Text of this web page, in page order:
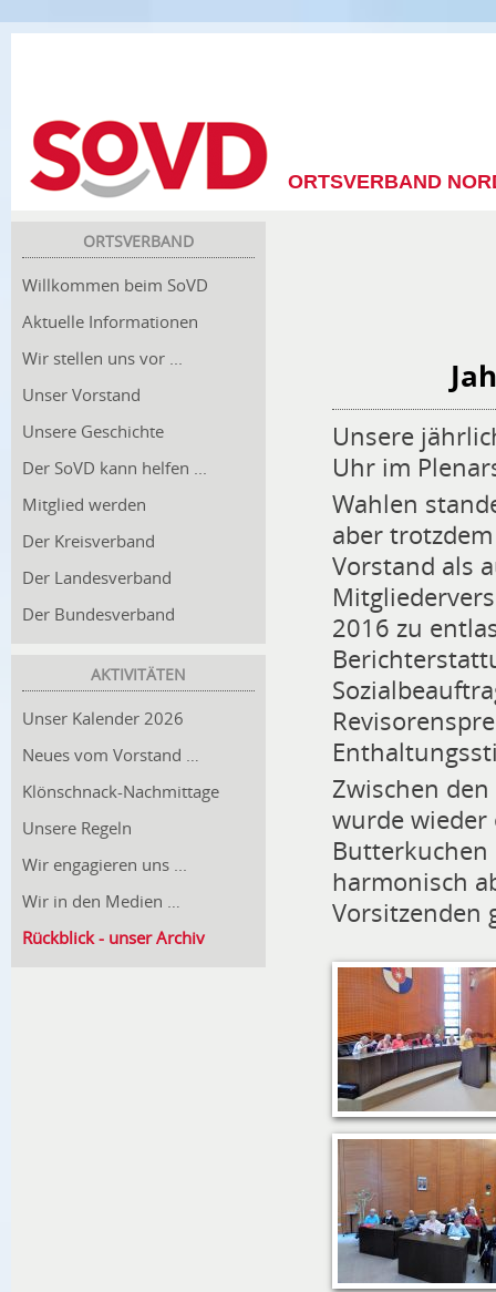
ORTSVERBAND
ORTSVERBAND
Willkommen beim SoVD
Aktuelle Informationen
Wir stellen uns vor ...
Unser Vorstand
Unsere Geschichte
Der SoVD kann helfen ...
Mitglied werden
Der Kreisverband
Der Landesverband
Der Bundesverband
AKTIVITÄTEN
Unser Kalender 2026
Neues vom Vorstand …
Klönschnack-Nachmittage
Unsere Regeln
Wir engagieren uns ...
Wir in den Medien …
Rückblick - unser Archiv
Unsere
Uhr im
Wahlen
aber
Vorstand als
2016 zu
Zwischen
wurde wieder
Butterkuchen
harmonisch
Vorsitzenden